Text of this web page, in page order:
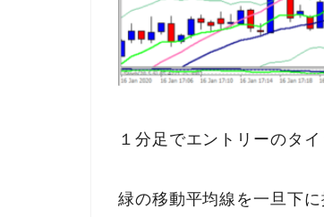
１分足でエントリーのタ
緑の移動平均線を一旦下